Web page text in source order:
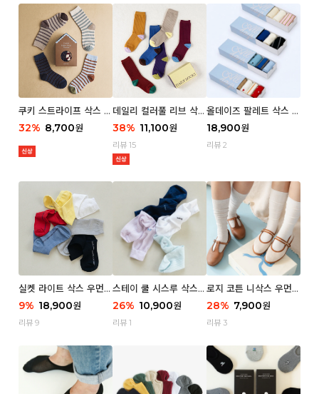
쿠키 스트라이프 삭스 우
먼 2P
32% 8,700원
데일리 컬러풀 리브 삭스
우먼 3P 세트
38% 11,100원
리뷰 15
올데이즈 팔레트 삭스 우
먼 5P
18,900원
리뷰 2
실켓 라이트 삭스 우먼 3
P
9% 18,900원
리뷰 9
스테이 쿨 시스루 삭스
우먼 2P
26% 10,900원
리뷰 1
로지 코튼 니삭스 우먼 1
P
28% 7,900원
리뷰 3